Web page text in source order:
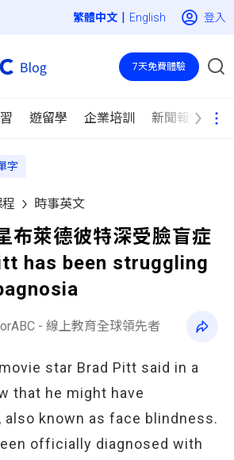
| English 登入
遊留學 企業培訓 新聞報導
7天免費體驗
字
時事英文
布萊德彼特深受臉盲症
has been struggling
- 線上教育全球領先者
star Brad Pitt said in a
that he might have
also known as face blindness.
officially diagnosed with